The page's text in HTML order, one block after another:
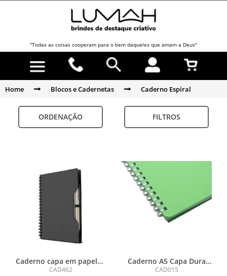
"Todas as coisas cooperam para o bem daqueles que amam a Deus"
Home Blocos e Cadernetas Caderno Espiral
ORDENAÇÃO FILTROS
Caderno capa em papelão
reciclado com caneta
CAD462
Caderno A5 Capa Dura
(21x14,5)
CAD015